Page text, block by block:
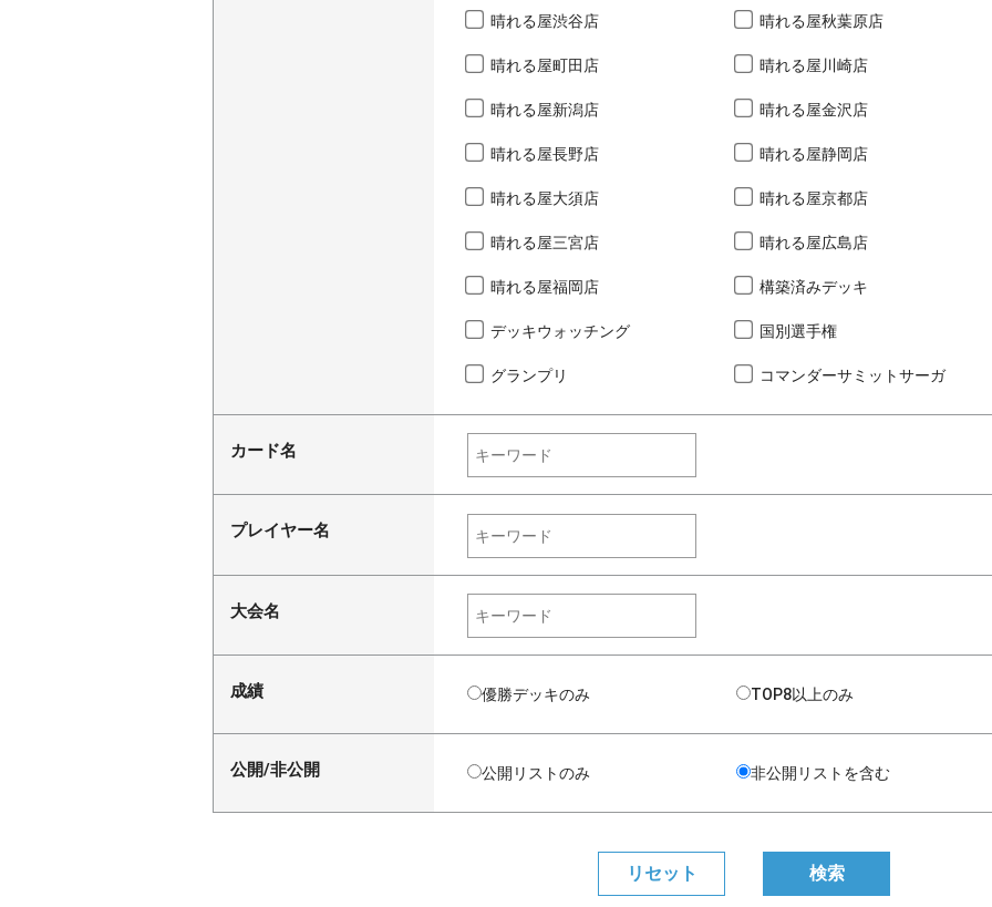
晴れる屋渋谷店 晴れる屋秋葉原店
晴れる屋町田店 晴れる屋川崎店
晴れる屋新潟店 晴れる屋金沢店
晴れる屋長野店 晴れる屋静岡店
晴れる屋大須店 晴れる屋京都店
晴れる屋三宮店 晴れる屋広島店
晴れる屋福岡店 構築済みデッキ
デッキウォッチング 国別選手権
グランプリ コマンダーサミットサーガ
カード名
プレイヤー名
大会名
成績 優勝デッキのみ TOP8以上のみ
公開/非公開 公開リストのみ 非公開リストを含む